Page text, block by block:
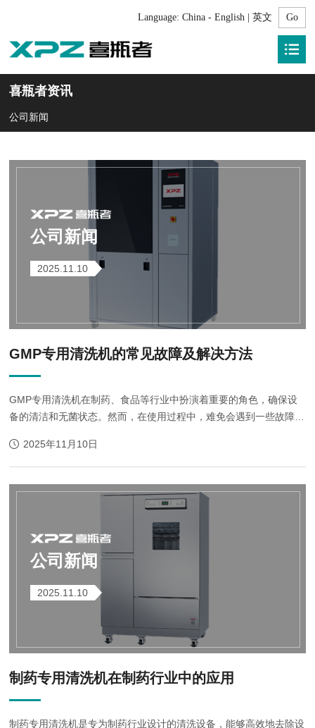
Language: China - English | 英文
喜瓶者资讯
公司新闻
公司新闻
2025.11.10
GMP专用清洗机的常见故障及解决方法
GMP专用清洗机在制药、食品等行业中扮演着重要的角色，确保设
备的清洁和无菌状态。然而，在使用过程中，难免会遇到一些故障问
1、无法启动：当无法启动时，应首先检...
2025年11月10日
公司新闻
2025.11.10
制药专用清洗机在制药行业中的应用
制药专用清洗机是专为制药行业设计的清洗设备，能够高效地去除设